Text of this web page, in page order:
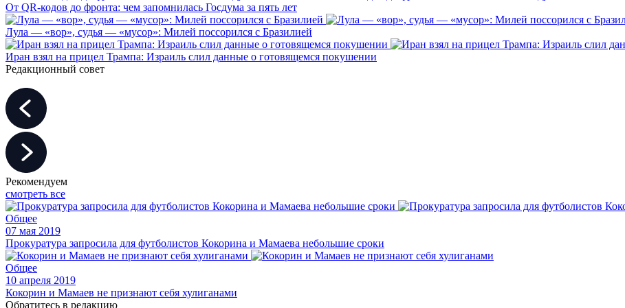
От QR-кодов до фронта: чем запомнилась Госдума за пять лет
Лула — «вор», судья — «мусор»: Милей поссорился с Бразилией
Иран взял на прицел Трампа: Израиль слил данные о готовящемся покушении
Редакционный совет
Рекомендуем
смотреть все
Общее
07 мая 2019
Прокуратура запросила для футболистов Кокорина и Мамаева небольшие сроки
Общее
10 апреля 2019
Кокорин и Мамаев не признают себя хулиганами
Обратитесь в редакцию